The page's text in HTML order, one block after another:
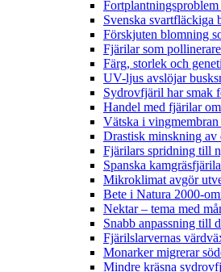
Svenska svartfläckiga
Förskjuten blomning
Fjärilar som
Färg, storlek och
UV-ljus avslöjar
Sydrovfjäril har smak
Handel med fjärilar
Vätska i
Drastisk minskning av
Fjärilars spridning till
Spanska
Mikroklimat avgör
Bete i Natura 2000-
Nektar – tema med
Snabb anpassning till
Fjärilslarvernas
Monarker migrerar
Mindre kräsna